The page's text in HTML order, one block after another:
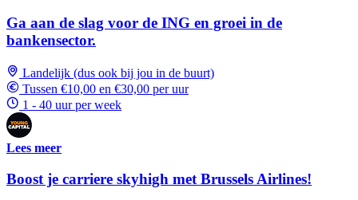
Ga aan de slag voor de ING en groei in de
bankensector.
Landelijk (dus ook bij jou in de buurt)
Tussen €10,00 en €30,00 per uur
1 - 40 uur per week
Lees meer
Boost je carriere skyhigh met Brussels Airlines!